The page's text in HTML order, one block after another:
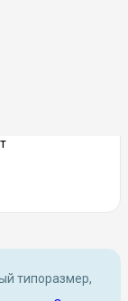
типоразмер,